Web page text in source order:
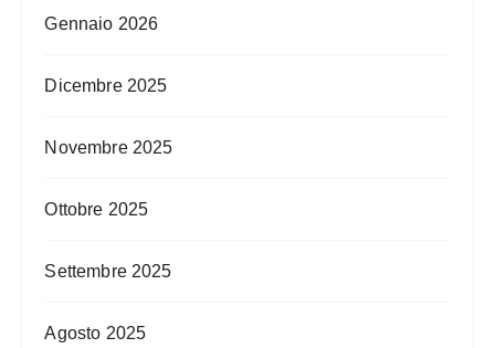
Gennaio 2026
Dicembre 2025
Novembre 2025
Ottobre 2025
Settembre 2025
Agosto 2025